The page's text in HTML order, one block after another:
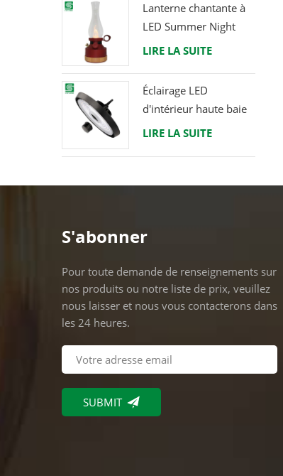
Lanterne chantante à
LED Summer Night
avec haut-parleur &
LIRE LA SUITE
Éclairage LED
d'intérieur haute baie
120W 200W 6000K
LIRE LA SUITE
S'abonner
Pour toute demande de renseignements sur
nos produits ou notre liste de prix, veuillez
nous laisser et nous vous contacterons dans
les 24 heures.